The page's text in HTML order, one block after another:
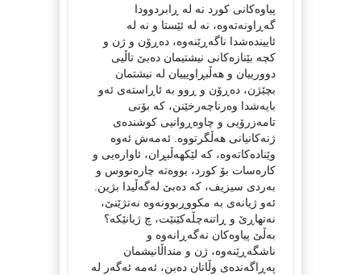
پیاوه‌كانی كورد نه‌ له‌ ڕابردوودا
گه‌ڕاونه‌ته‌وه‌، نه‌ له‌ ئێستا و نه‌ له‌
ئایینده‌شدا ناگه‌ڕێنه‌وه‌، ده‌ڕۆن و ژن و
كچه‌ بێنازه‌كانی نیشتیمان ده‌بێ تاڵیی
دوورییان و هه‌ڵبڕاویییان له‌ نیشتمان
بچێژن، ده‌ڕۆن و ڕوو به‌ ئاڕاسته‌ی ئه‌و
بایه‌شدا وه‌رناچه‌رخێنن، كه‌ بۆنی
تامه‌زرۆیی و چاوه‌ڕوانیی كوشنده‌ی
ژنه‌كانیانی هه‌ڵگرتووه‌. ئه‌مه‌ش ئه‌وه‌
وێناده‌كاته‌وه‌، كه‌ لێكهه‌ڵبڕان، ئاواره‌یی و
كاره‌سات بۆ كورد، بووه‌ته‌ چاره‌نووس و
به‌ردی سیزیف‌، كه‌ ده‌بێ له‌گه‌ڵیدا بژین.
ئه‌و ژیانه‌ی به‌ مكووڕبوونه‌وه‌ نه‌تژێنێ،
نه‌تهاڕێ و ڕاتنه‌چڵه‌كێنێت، چ ژیانێكه‌؟
به‌ڵێ پیاوه‌كان نه‌گه‌ڕانه‌وه‌ و
ناشگه‌ڕێنه‌وه‌، ژن و منداڵانیشمان
په‌ڕاگه‌نده‌ی وڵاتان ده‌بن، ئه‌مه‌ ئه‌گه‌ر له‌